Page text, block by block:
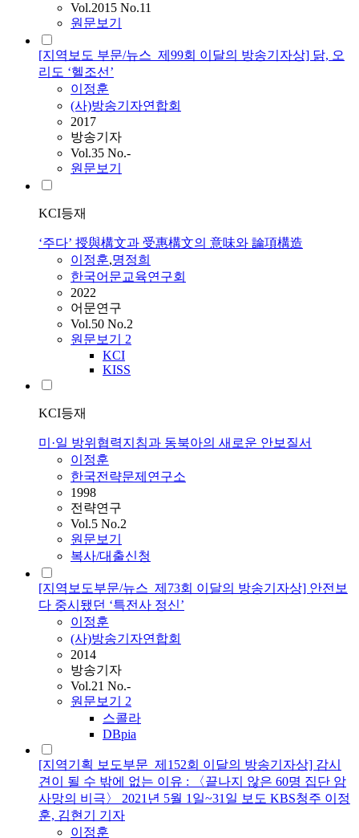
Vol.2015 No.11
원문보기
[지역보도 부문/뉴스_제99회 이달의 방송기자상] 닭, 오
리도 ‘헬조선’
이정훈
(사)방송기자연합회
2017
방송기자
Vol.35 No.-
원문보기
KCI등재
‘주다’ 授與構文과 受惠構文의 意味와 論項構造
이정훈,명정희
한국어문교육연구회
2022
어문연구
Vol.50 No.2
원문보기 2
KCI
KISS
KCI등재
미·일 방위협력지침과 동북아의 새로운 안보질서
이정훈
한국전략문제연구소
1998
전략연구
Vol.5 No.2
원문보기
복사/대출신청
[지역보도부문/뉴스_제73회 이달의 방송기자상] 안전보
다 중시됐던 ‘특전사 정신’
이정훈
(사)방송기자연합회
2014
방송기자
Vol.21 No.-
원문보기 2
스콜라
DBpia
[지역기획 보도부문_제152회 이달의 방송기자상] 감시
견이 될 수 밖에 없는 이유 : 〈끝나지 않은 60명 집단 암
사망의 비극〉 2021년 5월 1일~31일 보도 KBS청주 이정
훈, 김현기 기자
이정훈